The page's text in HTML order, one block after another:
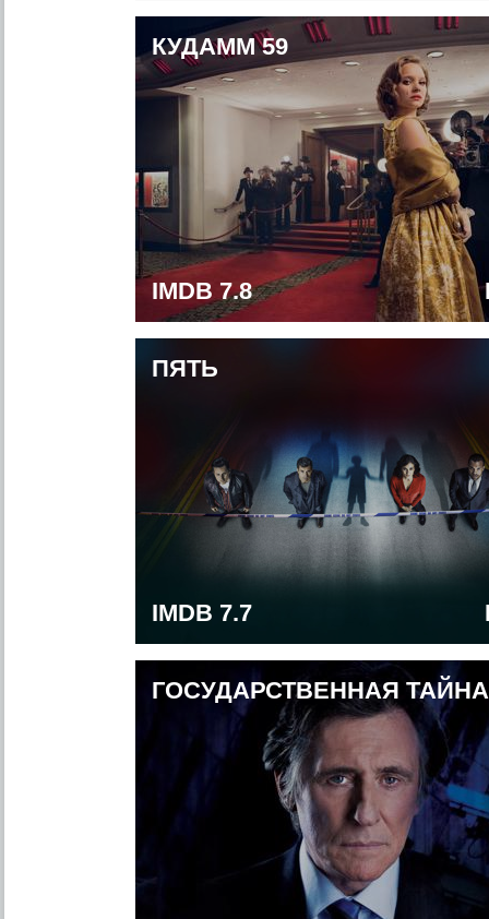
КУДАММ 59
IMDB 7.8
ПЯТЬ
IMDB 7.7
ГОСУДАРСТВЕННАЯ ТАЙНА